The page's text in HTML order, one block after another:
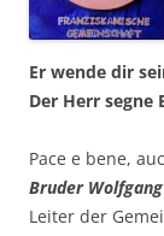
Er wen­de dir
Der Herr seg­ne
Pace e bene,
Bru­der
Lei­ter der